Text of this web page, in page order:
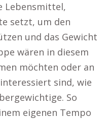
Lebensmittel,
setzt, um den
und das Gewicht
wären in diesem
möchten oder an
sind, wie
So
eigenen Tempo